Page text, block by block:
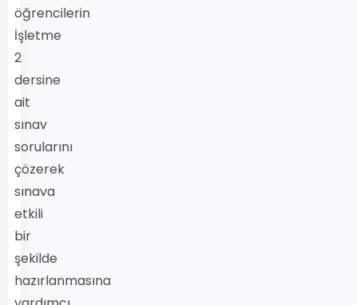
öğrencilerin
İşletme
2
dersine
ait
sınav
sorularını
çözerek
sınava
etkili
bir
şekilde
hazırlanmasına